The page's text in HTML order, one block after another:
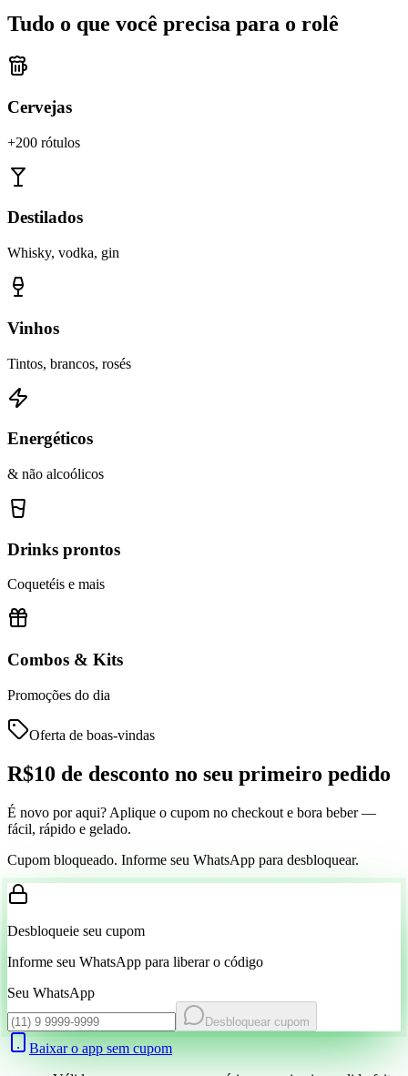
Tudo o que você precisa para o rolê
Cervejas
+200 rótulos
Destilados
Whisky, vodka, gin
Vinhos
Tintos, brancos, rosés
Energéticos
& não alcoólicos
Drinks prontos
Coquetéis e mais
Combos & Kits
Promoções do dia
Oferta de boas-vindas
R$10 de desconto no seu primeiro pedido
É novo por aqui? Aplique o cupom no checkout e bora beber —
fácil, rápido e gelado.
Cupom bloqueado. Informe seu WhatsApp para desbloquear.
Desbloqueie seu cupom
Informe seu WhatsApp para liberar o código
Seu WhatsApp
Desbloquear cupom
Baixar o app sem cupom